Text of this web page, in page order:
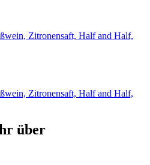
Zitronensaft, Half and Half,
Zitronensaft, Half and Half,
über